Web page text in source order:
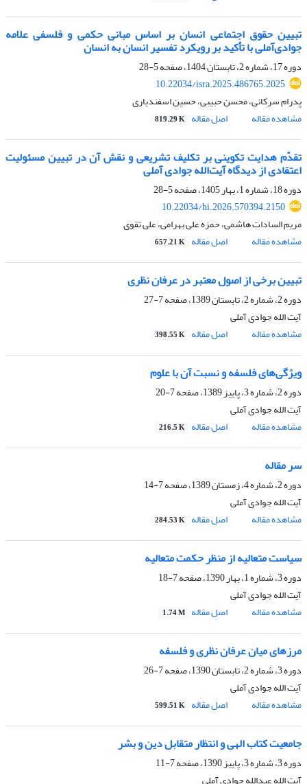
تبیین حقوق اجتماعی انسان بر اساس مبانی حکمی و فلسفی علامه
جوادی‌آملی با تأکید بر رویکرد تفسیر انسان به انسان
دوره 17، شماره 2، تابستان 1404، صفحه
5-28
10.22034/isra.2025.486765.2025
پدرام سرکانی، محسن حبیبی، حسین اسفندیاری
مشاهده مقاله
اصل مقاله 819.29 K
تقدّم هدایت تکوینی بر تکلیف تشریعی و نقش آن در تبیین مسئولیت
اعتقادی از دیدگاه آیت‌الله جوادی آملی
دوره 18، شماره 1، بهار 1405، صفحه
5-28
10.22034/hi.2026.570394.2150
مریم السادات هاشمی، حمزه علی بهرامی، علی تقوی
مشاهده مقاله
اصل مقاله 657.21 K
تبیین برخی از اصول معتبر در عرفان نظری
دوره 2، شماره 2، تابستان 1389، صفحه
7-27
آیت الله جوادی آملی
مشاهده مقاله
اصل مقاله 398.55 K
ویژگی‌های فلسفه و نسبت آن با علوم
دوره 2، شماره 3، پاییز 1389، صفحه
7-20
آیت الله جوادی آملی
مشاهده مقاله
اصل مقاله 216.5 K
سر مقاله
دوره 2، شماره 4، زمستان 1389، صفحه
7-14
آیت الله جوادی آملی
مشاهده مقاله
اصل مقاله 284.53 K
سیاست متعالیه از منظر حکمت متعالیه
دوره 3، شماره 1، بهار 1390، صفحه
7-18
آیت الله جوادی آملی
مشاهده مقاله
اصل مقاله 1.74 M
مرزهای میان عرفان نظری و فلسفه
دوره 3، شماره 2، تابستان 1390، صفحه
7-26
آیت الله جوادی آملی
مشاهده مقاله
اصل مقاله 599.51 K
جامعیت کتاب الهی و انتظار متقابل دین و بشر
دوره 3، شماره 3، پاییز 1390، صفحه
7-11